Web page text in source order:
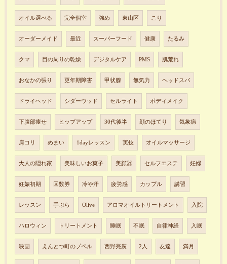
オイル選べる 完全個室 強め 東山区 こり
オーダーメイド 最近 スーパーフード 健康 たるみ
クマ 目の周りの乾燥 デジタルケア PMS 肌荒れ
おなかの張り 更年期障害 甲状腺 無気力 ヘッドスパ
ドライヘッド シダーウッド セルライト ボディメイク
下腹部痩せ ヒップアップ 30代後半 顔のほてり 気象病
肩コリ めまい 1dayレッスン 実技 オイルマッサージ
大人の隠れ家 美味しいお菓子 美顔器 セルフエステ 妊婦
妊娠初期 回数券 冷や汗 疲労感 カップル 講習
レッスン 手ぶら Olive アロマオイルトリートメント 入院
ハロウィン トリートメント 睡眠 不眠 自律神経 入眠
映画 えんとつ町のプペル 西野亮廣 2人 友達 満月